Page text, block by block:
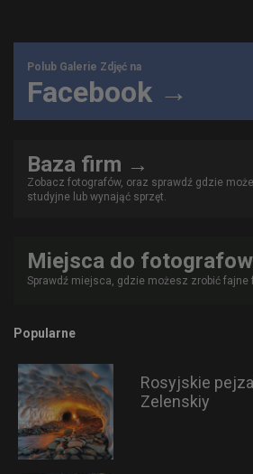
Polub Galerie Zdjęć na
Facebook →
Baza firm →
Zobacz fotografów, oraz sprawdź gdzie
studyjne lub wynająć sprzęt.
Miejsca do
Sprawdź miejsca, gdzie możesz zrobić fajne
Popularne
Rosyjskie
Zelenskiy